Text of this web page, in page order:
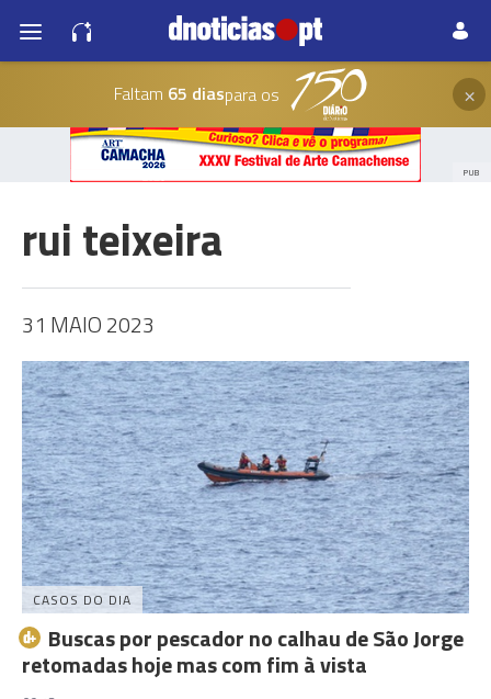
Faltam 65 diaspara os ×
PUB
rui teixeira
31 MAIO 2023
CASOS DO DIA
Buscas por pescador no calhau de São Jorge
retomadas hoje mas com fim à vista